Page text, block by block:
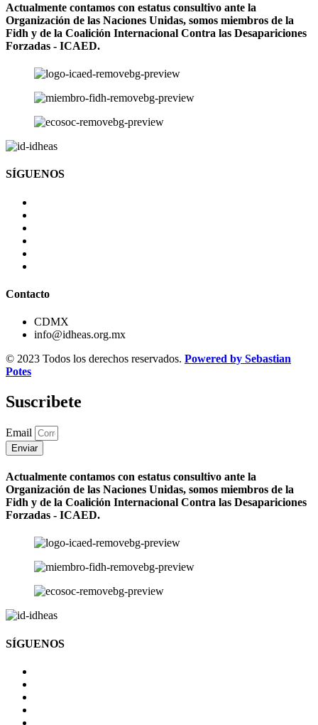
Actualmente contamos con estatus consultivo ante la
Organización de las Naciones Unidas, somos miembros de la
Fidh y de la Coalición Internacional Contra las Desapariciones
Forzadas - ICAED.
SÍGUENOS
Contacto
CDMX
info@idheas.org.mx
© 2023 Todos los derechos reservados. Powered by Sebastian
Potes
Suscribete
Email
Enviar
Actualmente contamos con estatus consultivo ante la
Organización de las Naciones Unidas, somos miembros de la
Fidh y de la Coalición Internacional Contra las Desapariciones
Forzadas - ICAED.
SÍGUENOS